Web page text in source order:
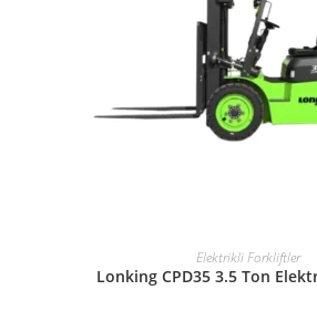
SEPETE EKLE
Elektrikli Forkliftler
Lonking CPD35 3.5 Ton